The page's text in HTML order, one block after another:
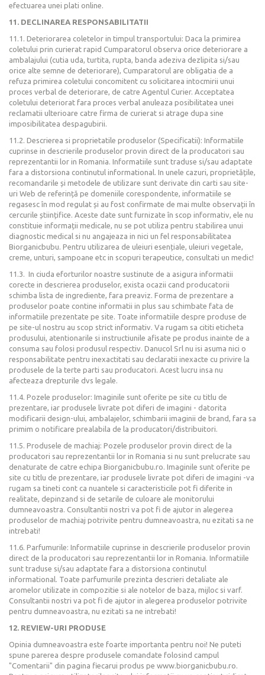
efectuarea unei plati online.
11. DECLINAREA RESPONSABILITATII
11.1. Deteriorarea coletelor in timpul transportului: Daca la primirea
coletului prin curierat rapid Cumparatorul observa orice deteriorare a
ambalajului (cutia uda, turtita, rupta, banda adeziva dezlipita si/sau
orice alte semne de deteriorare), Cumparatorul are obligatia de a
refuza primirea coletului concomitent cu solicitarea intocmirii unui
proces verbal de deteriorare, de catre Agentul Curier. Acceptatea
coletului deteriorat fara proces verbal anuleaza posibilitatea unei
reclamatii ulterioare catre firma de curierat si atrage dupa sine
imposibilitatea despagubirii.
11.2. Descrierea si proprietatile produselor (Specificatii): Informatiile
cuprinse in descrierile produselor provin direct de la producatori sau
reprezentantii lor in Romania. Informatiile sunt traduse si/sau adaptate
fara a distorsiona continutul informational. In unele cazuri, proprietățile,
recomandarile și metodele de utilizare sunt derivate din carti sau site-
uri Web de referință pe domeniile corespondente, informatiile se
regasesc în mod regulat și au fost confirmate de mai multe observații în
cercurile științifice. Aceste date sunt furnizate în scop informativ, ele nu
constituie informații medicale, nu se pot utiliza pentru stabilirea unui
diagnostic medical si nu angajeaza in nici un fel responsabilitatea
Biorganicbubu. Pentru utilizarea de uleiuri esențiale, uleiuri vegetale,
creme, unturi, sampoane etc in scopuri terapeutice, consultati un medic!
11.3. In ciuda eforturilor noastre sustinute de a asigura informatii
corecte in descrierea produselor, exista ocazii cand producatorii
schimba lista de ingrediente, fara preaviz. Forma de prezentare a
produselor poate contine informatii in plus sau schimbate fata de
informatiile prezentate pe site. Toate informatiile despre produse de
pe site-ul nostru au scop strict informativ. Va rugam sa cititi eticheta
produsului, atentionarile si instructiunile afisate pe produs inainte de a
consuma sau folosi produsul respectiv. Danucol Srl nu isi asuma nici o
responsabilitate pentru inexactitati sau declaratii inexacte cu privire la
produsele de la terte parti sau producatori. Acest lucru insa nu
afecteaza drepturile dvs legale.
11.4. Pozele produselor: Imaginile sunt oferite pe site cu titlu de
prezentare, iar produsele livrate pot diferi de imagini - datorita
modificarii design-ului, ambalajelor, schimbarii imaginii de brand, fara sa
primim o notificare prealabila de la producatori/distribuitori.
11.5. Produsele de machiaj: Pozele produselor provin direct de la
producatori sau reprezentantii lor in Romania si nu sunt prelucrate sau
denaturate de catre echipa Biorganicbubu.ro. Imaginile sunt oferite pe
site cu titlu de prezentare, iar produsele livrate pot diferi de imagini -va
rugam sa tineti cont ca nuantele si caracteristicile pot fi diferite in
realitate, depinzand si de setarile de culoare ale monitorului
dumneavoastra. Consultantii nostri va pot fi de ajutor in alegerea
produselor de machiaj potrivite pentru dumneavoastra, nu ezitati sa ne
intrebati!
11.6. Parfumurile: Informatiile cuprinse in descrierile produselor provin
direct de la producatori sau reprezentantii lor in Romania. Informatiile
sunt traduse si/sau adaptate fara a distorsiona continutul
informational. Toate parfumurile prezinta descrieri detaliate ale
aromelor utilizate in compozitie si ale notelor de baza, mijloc si varf.
Consultantii nostri va pot fi de ajutor in alegerea produselor potrivite
pentru dumneavoastra, nu ezitati sa ne intrebati!
12. REVIEW-URI PRODUSE
Opinia dumneavoastra este foarte importanta pentru noi! Ne puteti
spune parerea despre produsele comandate folosind campul
"Comentarii" din pagina fiecarui produs pe www.biorganicbubu.ro.